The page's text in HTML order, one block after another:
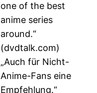
one of the best
anime series
around.“
(dvdtalk.com)
„Auch für Nicht-
Anime-Fans eine
Empfehlung.“